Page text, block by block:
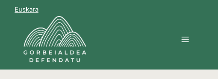
Saltar
contenido
Euskara
Menú